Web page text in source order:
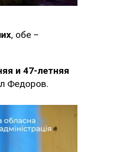
, обе –
и 47-летняя
Федоров.